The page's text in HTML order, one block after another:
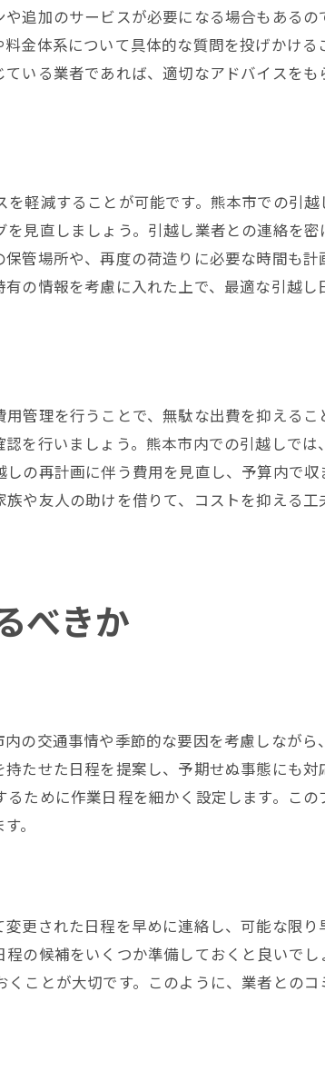
おきたい豆知識
方
ット
ト
法
追加のサービスが必要になる場合もあるの
金体系について具体的な質問を投げかける
いる業者であれば、適切なアドバイスをも
軽減することが可能です。熊本市での引越
見直しましょう。引越し業者との連絡を密
管場所や、再度の荷造りに必要な時間も計
の情報を考慮に入れた上で、最適な引越し
管理を行うことで、無駄な出費を抑えるこ
を行いましょう。熊本市内での引越しでは
の再計画に伴う費用を見直し、予算内で収
や友人の助けを借りて、コストを抑える工
べきか
の交通事情や季節的な要因を考慮しながら
たせた日程を提案し、予期せぬ事態にも対
ために作業日程を細かく設定します。この
。
更された日程を早めに連絡し、可能な限り
の候補をいくつか準備しておくと良いでし
ことが大切です。このように、業者とのコ